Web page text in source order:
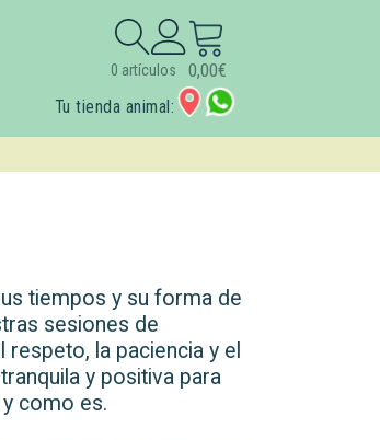
Tu tienda animal:
Buscar:
0,00€
0 artículos
tiempos y su forma de
sesiones de
la paciencia y el
y positiva para
como es.